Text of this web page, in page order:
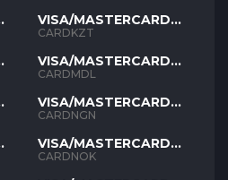
VISA/MASTERCARD
KZT
CARDKZT
VISA/MASTERCARD
MDL
CARDMDL
VISA/MASTERCARD
NGN
CARDNGN
VISA/MASTERCARD
NOK
CARDNOK